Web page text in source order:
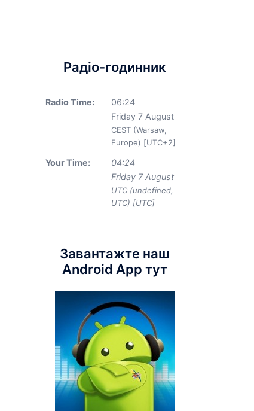
Радіо-годинник
Radio Time: 06:24
Friday 7 August
CEST (Warsaw,
Europe) [UTC+2]
Your Time: 04:24
Friday 7 August
UTC (undefined,
UTC) [UTC]
Завантажте наш
Android App тут